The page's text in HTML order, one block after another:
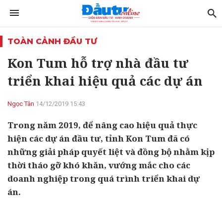
TOÀN CẢNH ĐẦU TƯ
Kon Tum hỗ trợ nhà đầu tư
triển khai hiệu quả các dự án
Ngọc Tân 14/12/2019 15:43
Trong năm 2019, để nâng cao hiệu quả thực
hiện các dự án đầu tư, tỉnh Kon Tum đã có
những giải pháp quyết liệt và đồng bộ nhằm kịp
thời tháo gỡ khó khăn, vướng mắc cho các
doanh nghiệp trong quá trình triển khai dự
án.